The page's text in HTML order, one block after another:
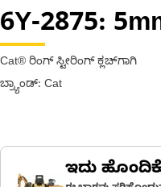
6Y-2875:
Cat® ರಿಂಗ್ ಸ್ಟೀರಿಂಗ್ ಕ್ಲಚ್‌ಗಾಗಿ
ಬ್ರ್ಯಾಂಡ್: Cat
ಇದು